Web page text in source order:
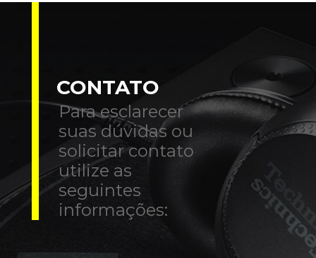
CONTATO
Para esclarecer
suas dúvidas ou
solicitar contato
utilize as
seguintes
informações: